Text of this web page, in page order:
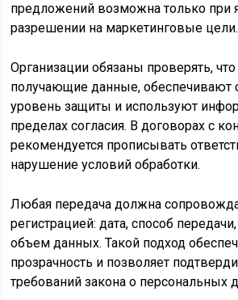
предложений возможна только при
разрешении на маркетинговые цели.
Организации обязаны проверять, что
получающие данные, обеспечивают
уровень защиты и используют
пределах согласия. В договорах с
рекомендуется прописывать
нарушение условий обработки.
Любая передача должна
регистрацией: дата, способ
объем данных. Такой подход
прозрачность и позволяет
требований закона о персональных